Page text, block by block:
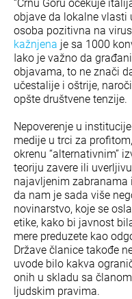
“Crnu Goru očekuje
objave da lokalne vlasti
osoba pozitivna na
kažnjena je sa 1000
Iako je važno da
objavama, to ne znači
učestalije i oštrije,
opšte društvene tenzije.
Nepoverenje u
medije u trci za
okrenu “alternativnim”
teoriju zavere ili
najavljenim zabranama
da nam je sada više
novinarstvo, koje se
etike, kako bi javnost
mere preduzete kao
Države članice takođe
uvode bilo kakva
onih u skladu sa
ljudskim pravima.